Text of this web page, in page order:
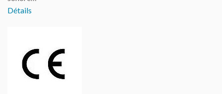
Détails